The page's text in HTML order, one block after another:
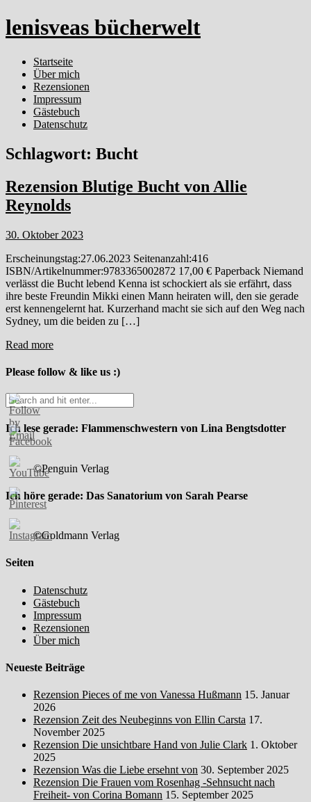
lenisveas bücherwelt
Startseite
Über mich
Rezensionen
Impressum
Gästebuch
Datenschutz
Schlagwort: Bucht
Rezension Blutige Bucht von Allie
Reynolds
30. Oktober 2023
Erscheinungstag:27.06.2023 Seitenanzahl:416
ISBN/Artikelnummer:9783365002872 17,00 € Paperback Niemand
verlässt die Bucht lebend Kenna ist schockiert als sie erfährt, dass
ihre beste Freundin Mikki einen Mann heiraten will, den sie gerade
erst kennengelernt hat. Kurzerhand macht sie sich auf den Weg nach
Sydney, um die beiden zu […]
Read more
Please follow & like us :)
Ich lese gerade: Flammenschwestern von Lina Bengtsdotter
©Penguin Verlag
Ich höre gerade: Das Sanatorium von Sarah Pearse
©Goldmann Verlag
Seiten
Datenschutz
Gästebuch
Impressum
Rezensionen
Über mich
Neueste Beiträge
Rezension Pieces of me von Vanessa Hußmann 15. Januar
2026
Rezension Zeit des Neubeginns von Ellin Carsta 17.
November 2025
Rezension Die unsichtbare Hand von Julie Clark 1. Oktober
2025
Rezension Was die Liebe ersehnt von 30. September 2025
Rezension Die Frauen vom Rosenhag -Sehnsucht nach
Freiheit- von Corina Bomann 15. September 2025